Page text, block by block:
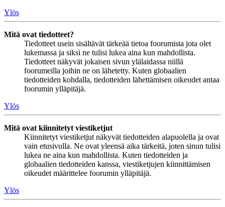
Ylös
Mitä ovat tiedotteet?
Tiedotteet usein sisältävät tärkeää tietoa foorumista jota olet
lukemassa ja siksi ne tulisi lukea aina kun mahdollista.
Tiedotteet näkyvät jokaisen sivun ylälaidassa niillä
foorumeilla joihin ne on lähetetty. Kuten globaalien
tiedotteiden kohdalla, tiedotteiden lähettämisen oikeudet antaa
foorumin ylläpitäjä.
Ylös
Mitä ovat kiinnitetyt viestiketjut
Kiinnitetyt viestiketjut näkyvät tiedotteiden alapuolella ja ovat
vain etusivulla. Ne ovat yleensä aika tärkeitä, joten sinun tulisi
lukea ne aina kun mahdollista. Kuten tiedotteiden ja
globaalien tiedotteiden kanssa, viestiketjujen kiinnittämisen
oikeudet määrittelee foorumin ylläpitäjä.
Ylös